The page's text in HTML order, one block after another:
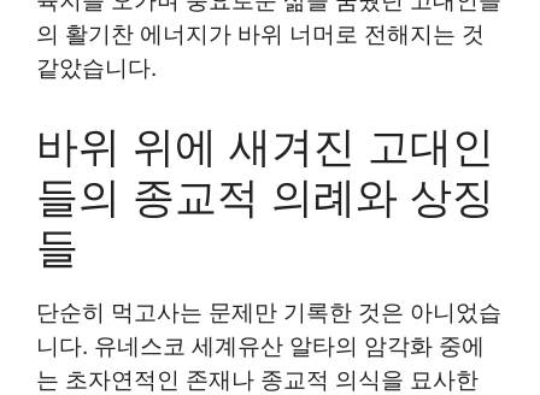
의 활기찬 에너지가 바위 너머로 전해지는 것
같았습니다.
바위 위에 새겨진 고대인
들의 종교적 의례와 상징
들
단순히 먹고사는 문제만 기록한 것은 아니었습
니다. 유네스코 세계유산 알타의 암각화 중에
는 초자연적인 존재나 종교적 의식을 묘사한